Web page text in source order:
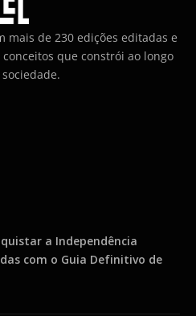
mais de 230 edições editadas e
que constrói ao longo
a Independência
com o Guia Definitivo de